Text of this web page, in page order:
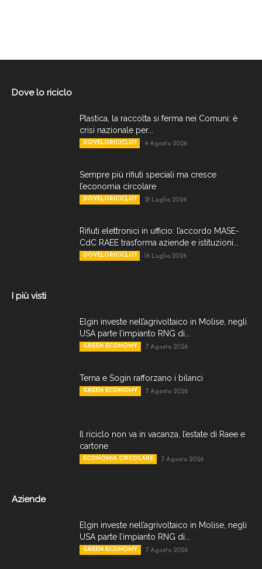
Dove lo riciclo
Plastica, la raccolta si ferma nei Comuni: è
crisi nazionale per...
DOVELORICICLO? 4 Agosto 2026
Sempre più rifiuti speciali ma cresce
l’economia circolare
DOVELORICICLO? 21 Luglio 2026
Rifiuti elettronici in ufficio: l’accordo MASE-
CdC RAEE trasforma aziende e istituzioni...
DOVELORICICLO? 16 Luglio 2026
I più visti
Elgin investe nell’agrivoltaico in Molise, negli
USA parte l’impianto RNG di...
GREEN ECONOMY 7 Agosto 2026
Terna e Sogin rafforzano i bilanci
GREEN ECONOMY 7 Agosto 2026
Il riciclo non va in vacanza, l’estate di Raee e
cartone
ECONOMIA CIRCOLARE 7 Agosto 2026
Aziende
Elgin investe nell’agrivoltaico in Molise, negli
USA parte l’impianto RNG di...
GREEN ECONOMY 7 Agosto 2026